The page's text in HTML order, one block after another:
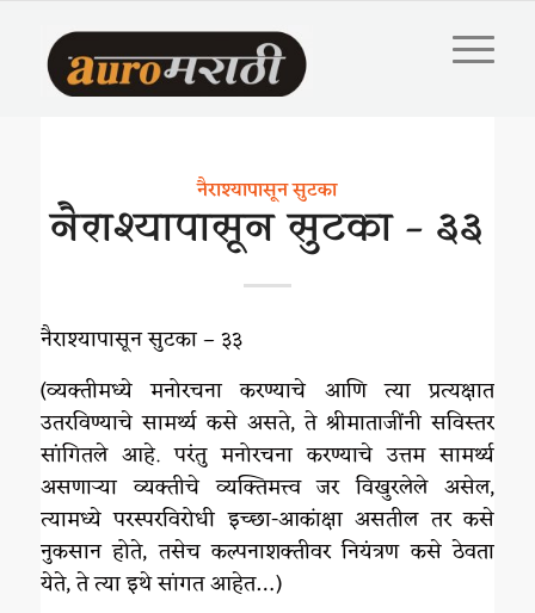
नैराश्यापासून सुटका
नैराश्यापासून सुटका – ३३
नैराश्यापासून सुटका – ३३
(व्यक्तीमध्ये मनोरचना करण्याचे आणि त्या प्रत्यक्षात
उतरविण्याचे सामर्थ्य कसे असते, ते श्रीमाताजींनी सविस्तर
सांगितले आहे. परंतु मनोरचना करण्याचे उत्तम सामर्थ्य
असणाऱ्या व्यक्तीचे व्यक्तिमत्त्व जर विखुरलेले असेल,
त्यामध्ये परस्परविरोधी इच्छा-आकांक्षा असतील तर कसे
नुकसान होते, तसेच कल्पनाशक्तीवर नियंत्रण कसे ठेवता
येते, ते त्या इथे सांगत आहेत…)